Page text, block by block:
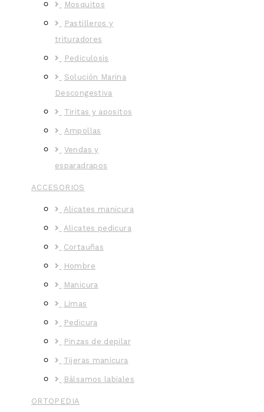
Mosquitos
Pastilleros y
trituradores
Pediculosis
Solución Marina
Descongestiva
Tiritas y apositos
Ampollas
Vendas y
esparadrapos
ACCESORIOS
Alicates manicura
Alicates pedicura
Cortauñas
Hombre
Manicura
Limas
Pedicura
Pinzas de depilar
Tijeras manicura
Bálsamos labiales
ORTOPEDIA